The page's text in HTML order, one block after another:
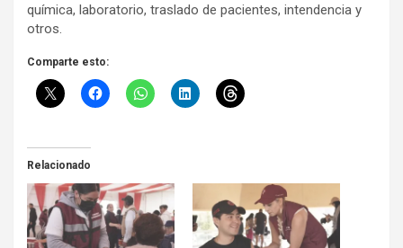
química, laboratorio, traslado de pacientes, intendencia y
otros.
Comparte esto:
Relacionado